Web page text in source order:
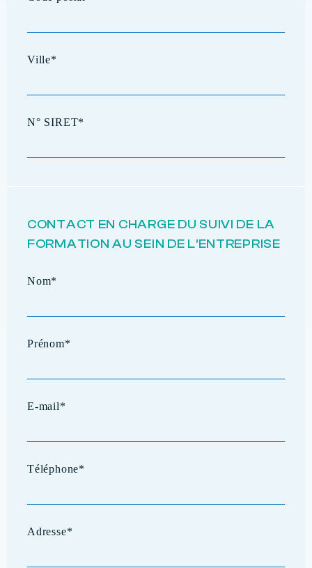
CONTACT EN CHARGE DU SUIVI DE LA
FORMATION AU SEIN DE L’ENTREPRISE